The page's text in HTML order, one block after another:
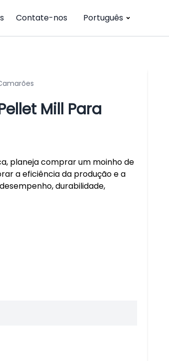
Contate-nos Português
Mill Para
planeja comprar um moinho de
a eficiência da produção e a
durabilidade,